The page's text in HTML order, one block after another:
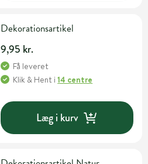
Dekorationsartikel
9,95 kr.
Få leveret
Klik & Hent i14 centre
Læg i kurv